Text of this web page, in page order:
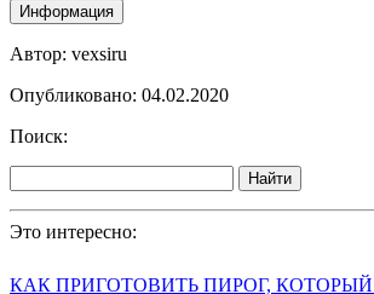
Информация
Автор: vexsiru
Опубликовано: 04.02.2020
Поиск:
Найти
Это интересно:
КАК ПРИГОТОВИТЬ ПИРОГ,